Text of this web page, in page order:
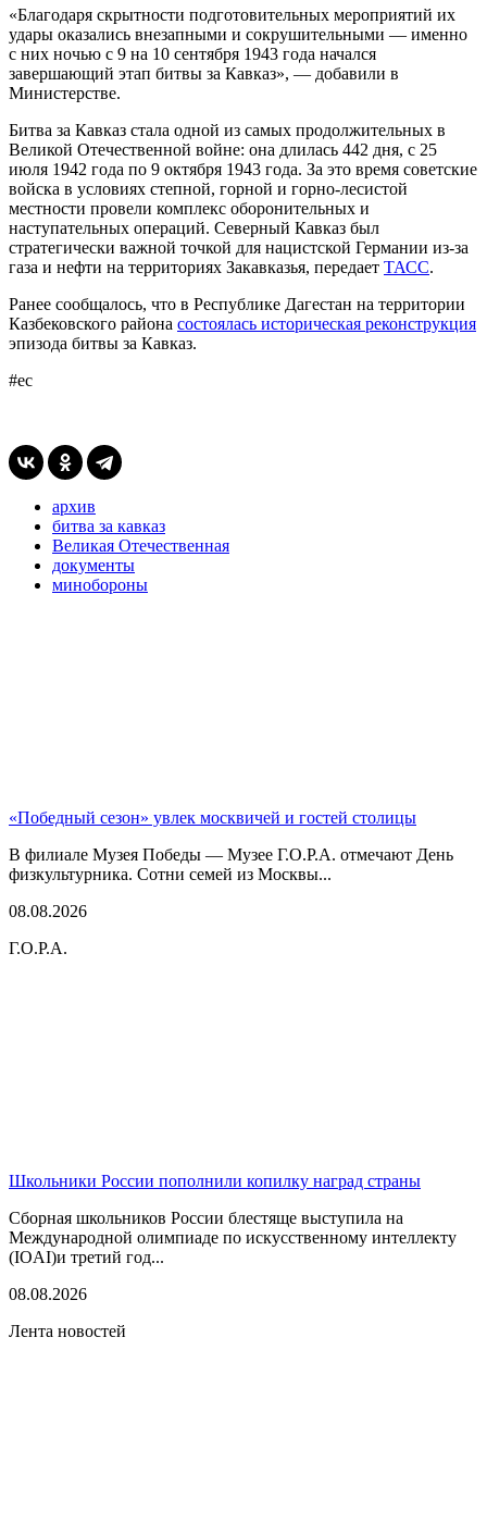
«Благодаря скрытности подготовительных мероприятий их
удары оказались внезапными и сокрушительными — именно
с них ночью с 9 на 10 сентября 1943 года начался
завершающий этап битвы за Кавказ», — добавили в
Министерстве.
Битва за Кавказ стала одной из самых продолжительных в
Великой Отечественной войне: она длилась 442 дня, с 25
июля 1942 года по 9 октября 1943 года. За это время советские
войска в условиях степной, горной и горно-лесистой
местности провели комплекс оборонительных и
наступательных операций. Северный Кавказ был
стратегически важной точкой для нацистской Германии из-за
газа и нефти на территориях Закавказья, передает ТАСС.
Ранее сообщалось, что в Республике Дагестан на территории
Казбековского района состоялась историческая реконструкция
эпизода битвы за Кавказ.
#ес
архив
битва за кавказ
Великая Отечественная
документы
минобороны
«Победный сезон» увлек москвичей и гостей столицы
В филиале Музея Победы — Музее Г.О.Р.А. отмечают День
физкультурника. Сотни семей из Москвы...
08.08.2026
Г.О.Р.А.
Школьники России пополнили копилку наград страны
Сборная школьников России блестяще выступила на
Международной олимпиаде по искусственному интеллекту
(IOAI)и третий год...
08.08.2026
Лента новостей